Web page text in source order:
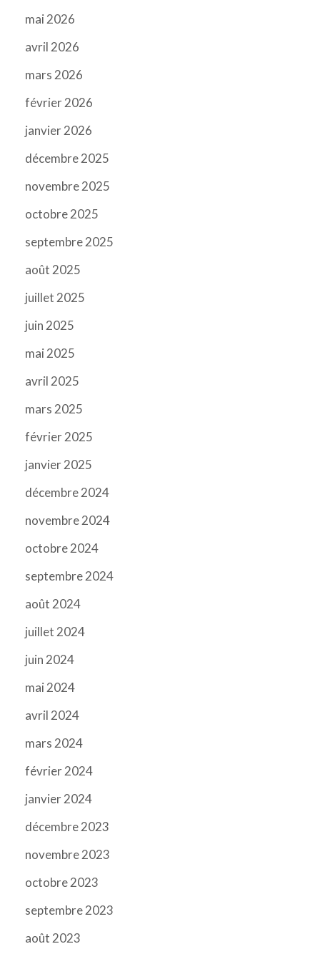
mai 2026
avril 2026
mars 2026
février 2026
janvier 2026
décembre 2025
novembre 2025
octobre 2025
septembre 2025
août 2025
juillet 2025
juin 2025
mai 2025
avril 2025
mars 2025
février 2025
janvier 2025
décembre 2024
novembre 2024
octobre 2024
septembre 2024
août 2024
juillet 2024
juin 2024
mai 2024
avril 2024
mars 2024
février 2024
janvier 2024
décembre 2023
novembre 2023
octobre 2023
septembre 2023
août 2023